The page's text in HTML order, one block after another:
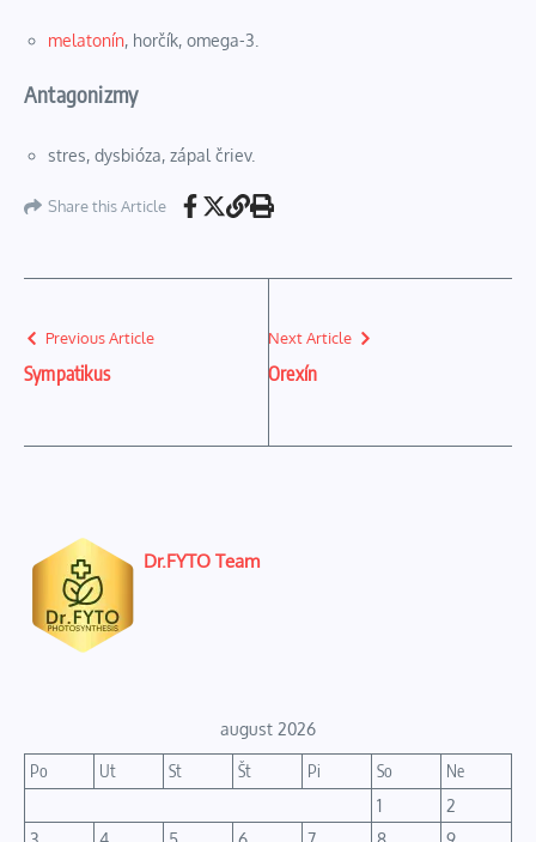
melatonín, horčík, omega-3.
Antagonizmy
stres, dysbióza, zápal čriev.
Share this Article
Previous Article
Sympatikus
Next Article
Orexín
Dr.FYTO Team
august 2026
Po Ut St Št Pi So
Ne
1
2